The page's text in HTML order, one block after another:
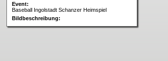
Event:
Baseball Ingolstadt Schanzer Heimspiel
Bildbeschreibung: